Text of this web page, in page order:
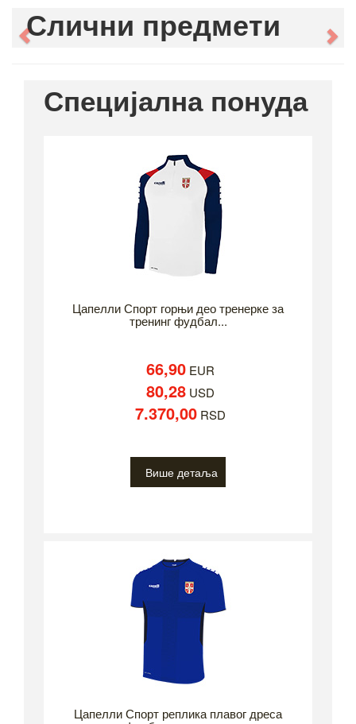
Слични предмети
Previous
Специјална понуда
Цапелли Спорт горњи део тренерке за
тренинг фудбал...
66,90EUR
80,28USD
7.370,00RSD
Више детаља
Цапелли Спорт реплика плавог дреса